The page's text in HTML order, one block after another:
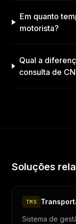
Em quanto
motorista?
Qual a
consulta de
Soluções
TMS
Sistema de